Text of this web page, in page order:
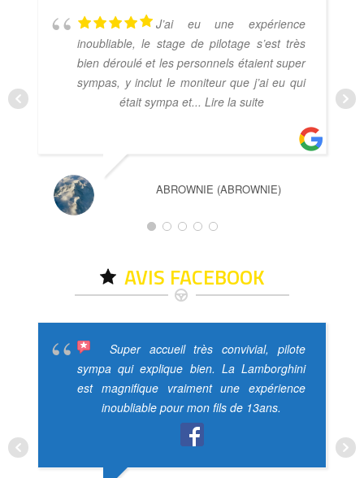
J’ai eu une expérience
inoubliable, le stage de pilotage s’est très
bien déroulé et les personnels étaient super
sympas, y inclut le moniteur que j’ai eu qui
était sympa et... Lire la suite
ABROWNIE (ABROWNIE)
AVIS FACEBOOK
Super accueil très convivial, pilote
sympa qui explique bien. La Lamborghini
est magnifique vraiment une expérience
inoubliable pour mon fils de 13ans.